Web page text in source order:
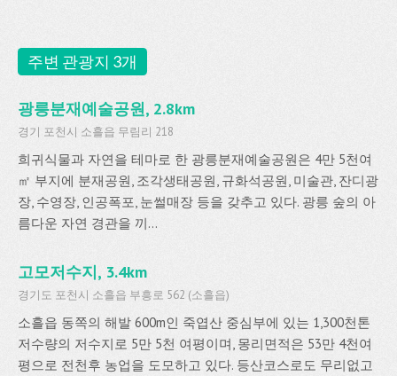
주변 관광지 3개
광릉분재예술공원, 2.8km
경기 포천시 소흘읍 무림리 218
희귀식물과 자연을 테마로 한 광릉분재예술공원은 4만 5천여
㎡ 부지에 분재공원, 조각생태공원, 규화석공원, 미술관, 잔디광
장, 수영장, 인공폭포, 눈썰매장 등을 갖추고 있다. 광릉 숲의 아
름다운 자연 경관을 끼...
고모저수지, 3.4km
경기도 포천시 소흘읍 부흥로 562 (소흘읍)
소흘읍 동쪽의 해발 600m인 죽엽산 중심부에 있는 1,300천톤
저수량의 저수지로 5만 5천 여평이며, 몽리면적은 53만 4천여
평으로 전천후 농업을 도모하고 있다. 등산코스로도 무리없고